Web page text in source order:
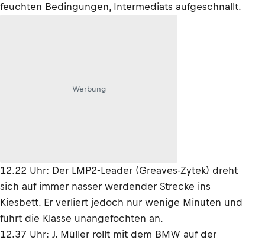
feuchten Bedingungen, Intermediats aufgeschnallt.
Werbung
12.22 Uhr: Der LMP2-Leader (Greaves-Zytek) dreht
sich auf immer nasser werdender Strecke ins
Kiesbett. Er verliert jedoch nur wenige Minuten und
führt die Klasse unangefochten an.
12.37 Uhr: J. Müller rollt mit dem BMW auf der